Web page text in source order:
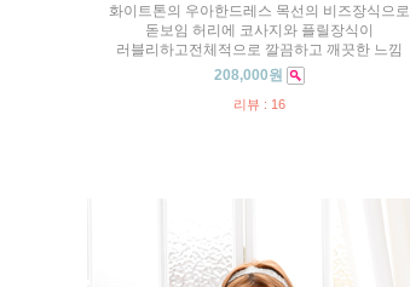
화이트톤의 우아한드레스 목선의 비즈장식으로
돋보임 허리에 코사지와 플릴장식이
러블리하고전체적으로 깔끔하고 깨끗한 느낌
208,000원
리뷰 : 16